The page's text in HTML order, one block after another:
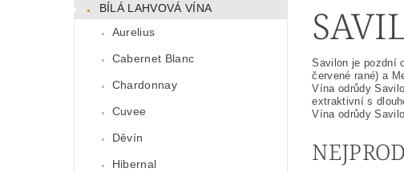
BÍLÁ LAHVOVÁ VÍNA
Aurelius
Cabernet Blanc
Chardonnay
Cuvee
Děvín
Hibernal
Savilon je pozdní
červené rané) a
Vína odrůdy
extraktivní s
Vína odrůdy